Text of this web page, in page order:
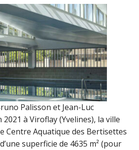
Palisson et Jean-Luc
à Viroflay (Yvelines), la ville
Centre Aquatique des Bertisettes
superficie de 4635 m² (pour